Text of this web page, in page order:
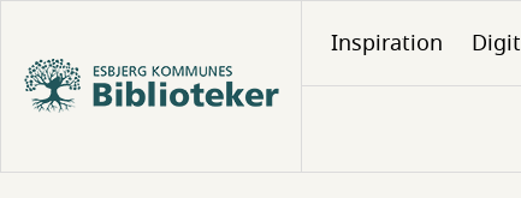
hovedindhold
Inspiration